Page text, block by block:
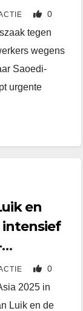
0
tegen
wegens
Saoedi-
urgente
en
intensief
0
2025 in
Luik en de